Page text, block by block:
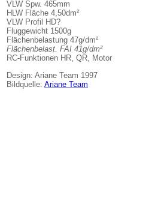
VLW Spw. 465mm
HLW Fläche 4,50dm²
VLW Profil HD?
Fluggewicht 1500g
Flächenbelastung 47g/dm²
Flächenbelast. FAI 41g/dm²
RC-Funktionen HR, QR, Motor
Design: Ariane Team 1997
Bildquelle: Ariane Team